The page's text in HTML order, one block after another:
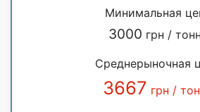
Минимальная
3000 грн /
Среднерыночная
3667 грн /